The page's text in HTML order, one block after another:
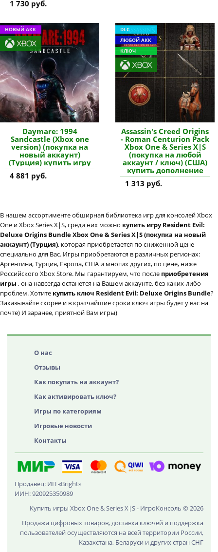
1 730 руб.
НОВЫЙ АКК
Daymare: 1994
Sandcastle (Xbox one
version) (покупка на
новый аккаунт)
(Турция) купить игру
4 881 руб.
DLC
ЛЮБОЙ АКК
КЛЮЧ
Assassin's Creed Origins
- Roman Centurion Pack
Xbox One & Series X|S
(покупка на любой
аккаунт / ключ) (США)
купить дополнение
1 313 руб.
В нашем ассортименте обширная библиотека игр для консолей Xbox
One и Xbox Series X|S, среди них можно купить игру Resident Evil:
Deluxe Origins Bundle Xbox One & Series X|S (покупка на новый
аккаунт) (Турция), которая приобретается по сниженной цене
специально для Вас. Игры приобретаются в различных регионах:
Аргентина, Турция, Европа, США и многих других, по цене, ниже
Российского Xbox Store. Мы гарантируем, что после приобретения
игры , она навсегда останется на Вашем аккаунте, без каких-либо
проблем. Хотите купить ключ Resident Evil: Deluxe Origins Bundle?
Заказывайте скорее и в кратчайшие сроки ключ игры будет у вас на
почте) И заранее, приятной Вам игры)
О нас
Отзывы
Как покупать на аккаунт?
Как активировать ключ?
Игры по категориям
Игровые новости
Контакты
Продавец: ИП «Bright»
ИИН: 920925350989
Купить игры Xbox One & Series X|S - ИгроКонсоль © 2026
Продажа цифровых товаров, доставка ключей и поддержка
пользователей осуществляются на всей территории России,
Казахстана, Беларуси и других стран СНГ